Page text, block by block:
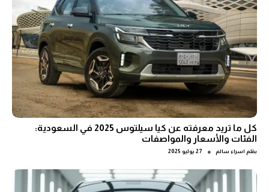
كل ما تريد معرفته عن كيا سيلتوس 2025 في السعودية:
الفئات والأسعار والمواصفات
بقلم اسراء سالم ● 27 يوليو 2025